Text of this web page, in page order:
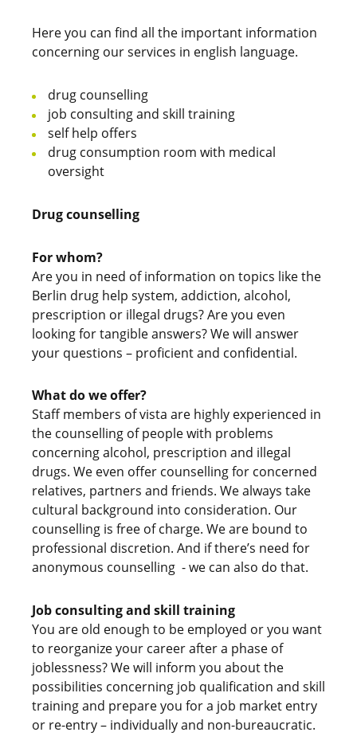
Here you can find all the important information
concerning our services in english language.
drug counselling
job consulting and skill training
self help offers
drug consumption room with medical
oversight
Drug counselling
For whom?
Are you in need of information on topics like the
Berlin drug help system, addiction, alcohol,
prescription or illegal drugs? Are you even
looking for tangible answers? We will answer
your questions – proficient and confidential.
What do we offer?
Staff members of vista are highly experienced in
the counselling of people with problems
concerning alcohol, prescription and illegal
drugs. We even offer counselling for concerned
relatives, partners and friends. We always take
cultural background into consideration. Our
counselling is free of charge. We are bound to
professional discretion. And if there’s need for
anonymous counselling - we can also do that.
Job consulting and skill training
You are old enough to be employed or you want
to reorganize your career after a phase of
joblessness? We will inform you about the
possibilities concerning job qualification and skill
training and prepare you for a job market entry
or re-entry – individually and non-bureaucratic.